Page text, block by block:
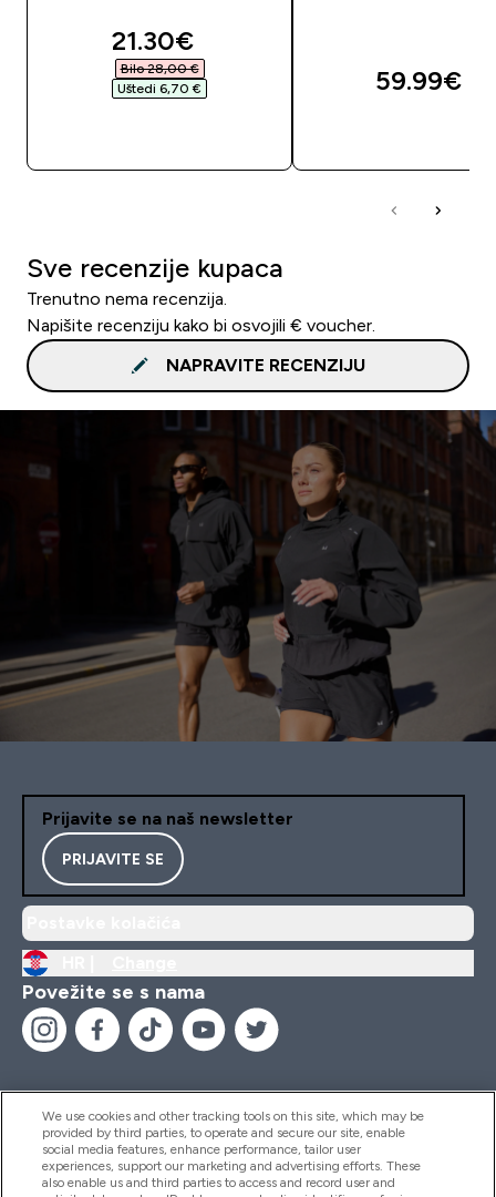
discounted price
21.30€‎
Bilo 28,00 €‎
Uštedi 6,70 €‎
59.99€‎
Sve recenzije kupaca
Trenutno nema recenzija.
Napišite recenziju kako bi osvojili € voucher.
NAPRAVITE RECENZIJU
Prijavite se na naš newsletter
PRIJAVITE SE
Povežite se s nama
Pomoć I Informacije
We use cookies and other tracking tools on this site, which may be
provided by third parties, to operate and secure our site, enable
social media features, enhance performance, tailor user
experiences, support our marketing and advertising efforts. These
also enable us and third parties to access and record user and